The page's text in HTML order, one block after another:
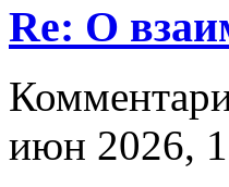
Re: О
июн 2026,